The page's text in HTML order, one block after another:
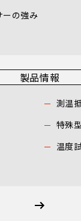
ーの強み
製品情報
測温
特殊型
温度